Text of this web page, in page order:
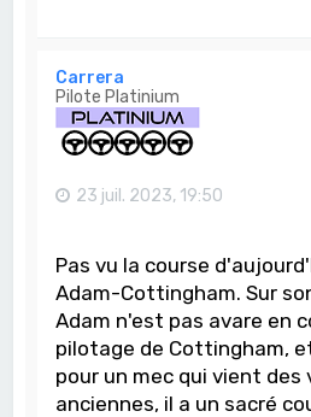
Carrera
Pilote Platinium
23 juil. 2023, 19:50
Pas vu la course
Adam-Cottingham. Sur
Adam n'est pas avare en
pilotage de Cottingham,
pour un mec qui vient des
anciennes, il a un sacré